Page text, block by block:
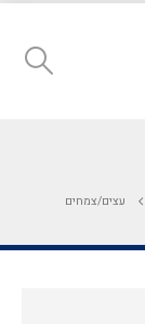
עצים/צמחים